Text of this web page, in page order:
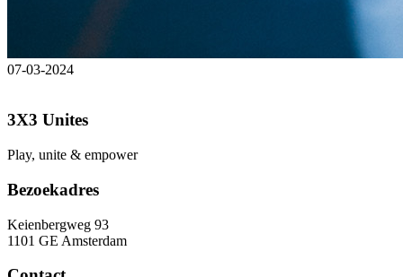
07-03-2024
3X3 Unites
Play, unite & empower
Bezoekadres
Keienbergweg 93
1101 GE Amsterdam